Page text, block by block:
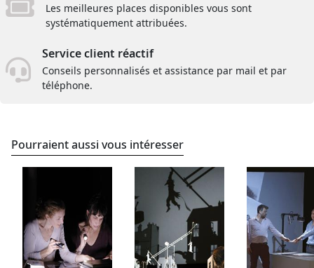
Les meilleures places disponibles vous sont
systématiquement attribuées.
Service client réactif
Conseils personnalisés et assistance par mail et par
téléphone.
Pourraient aussi vous intéresser